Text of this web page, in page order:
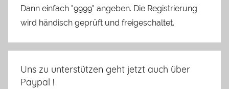
Dann einfach "9999" angeben. Die Registrierung
wird händisch geprüft und freigeschaltet.
Uns zu unterstützen geht jetzt auch über
Paypal !